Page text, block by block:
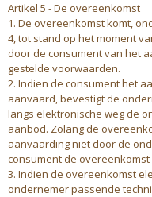
Artikel 5 - De overeenkomst
1. De overeenkomst komt,
4, tot stand op het moment
door de consument van het
gestelde voorwaarden.
2. Indien de consument het
aanvaard, bevestigt de
langs elektronische weg de
aanbod. Zolang de
aanvaarding niet door de
consument de
3. Indien de overeenkomst
ondernemer passende